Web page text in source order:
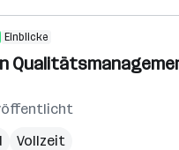
Einblicke
Vollzeit